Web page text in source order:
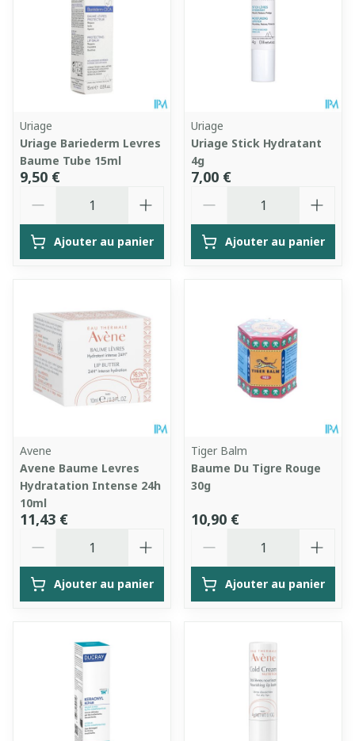
Uriage
Uriage Bariederm Levres
Baume Tube 15ml
9,50 €
Ajouter au panier
Uriage
Uriage Stick Hydratant
4g
7,00 €
Ajouter au panier
Avene
Avene Baume Levres
Hydratation Intense 24h
10ml
11,43 €
Ajouter au panier
Tiger Balm
Baume Du Tigre Rouge
30g
10,90 €
Ajouter au panier